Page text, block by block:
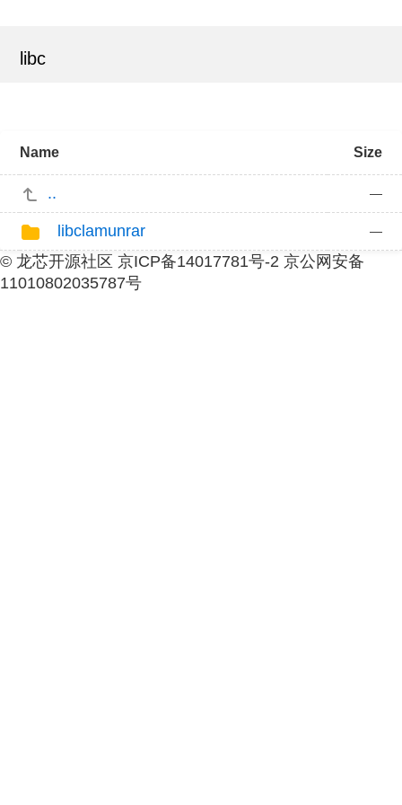
libc
Name Size
.. —
libclamunrar —
© 龙芯开源社区 京ICP备14017781号-2 京公网安备
11010802035787号